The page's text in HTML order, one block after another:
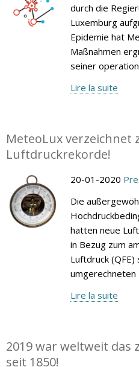
durch die
Luxemburg
Epidemie hat
Maßnahmen
seiner
Lire la suite
MeteoLux verzeichnet
Luftdruckrekorde!
20-01-2020
Die
hatten neue
in Bezug zum
Luftdruck
umgerechneten
Lire la suite
2019 war weltweit das
seit 1850!